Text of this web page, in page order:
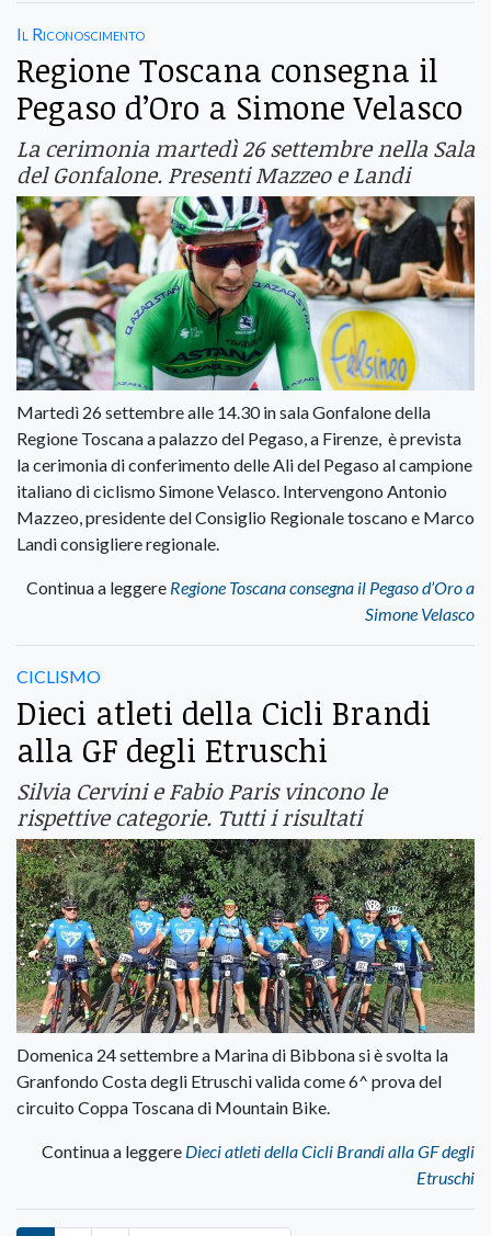
Il Riconoscimento
Regione Toscana consegna il
Pegaso d’Oro a Simone Velasco
La cerimonia martedì 26 settembre nella Sala
del Gonfalone. Presenti Mazzeo e Landi
Martedì 26 settembre alle 14.30 in sala Gonfalone della
Regione Toscana a palazzo del Pegaso, a Firenze, è prevista
la cerimonia di conferimento delle Ali del Pegaso al campione
italiano di ciclismo Simone Velasco. Intervengono Antonio
Mazzeo, presidente del Consiglio Regionale toscano e Marco
Landi consigliere regionale.
Continua a leggere Regione Toscana consegna il Pegaso d’Oro a
Simone Velasco
CICLISMO
Dieci atleti della Cicli Brandi
alla GF degli Etruschi
Silvia Cervini e Fabio Paris vincono le
rispettive categorie. Tutti i risultati
Domenica 24 settembre a Marina di Bibbona si è svolta la
Granfondo Costa degli Etruschi valida come 6^ prova del
circuito Coppa Toscana di Mountain Bike.
Continua a leggere Dieci atleti della Cicli Brandi alla GF degli
Etruschi